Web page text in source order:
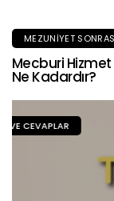
MEZUNIYET
Mecburi
Ne Kadardır?
TIP FAKÜLTESI |